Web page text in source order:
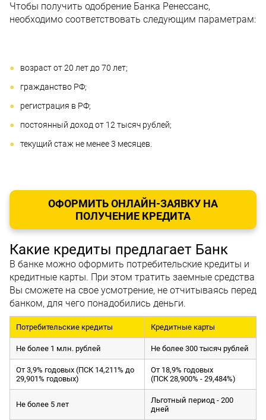
Чтобы получить одобрение Банка Ренессанс,
необходимо соответствовать следующим параметрам:
возраст от 20 лет до 70 лет;
гражданство РФ;
регистрация в РФ;
постоянный доход от 12 тысяч рублей;
текущий стаж не менее 3 месяцев.
ОФОРМИТЬ ОНЛАЙН-ЗАЯВКУ НА
ПОЛУЧЕНИЕ КРЕДИТА
Какие кредиты предлагает Банк
В банке можно оформить потребительские кредиты и
кредитные карты. При этом тратить заемные средства
Вы сможете на свое усмотрение, не отчитываясь перед
банком, для чего понадобились деньги.
Потребительские кредиты Кредитные карты
Не более 1 млн. рублей Не более 300 тысяч рублей
От 3,9% годовых (ПСК 14,211% до
29,901% годовых)
От 18,9% годовых
(ПСК 28,900% - 29,484%)
Не более 5 лет
Льготный период - 200
дней